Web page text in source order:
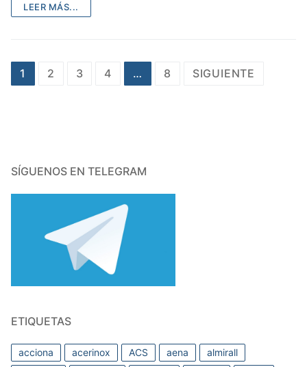
LEER MÁS...
Paginación
1 2 3 4 … 8 SIGUIENTE
SÍGUENOS EN TELEGRAM
ETIQUETAS
acciona acerinox ACS aena
almirall